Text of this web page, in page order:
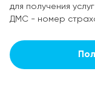
для получения
ДМС - номер